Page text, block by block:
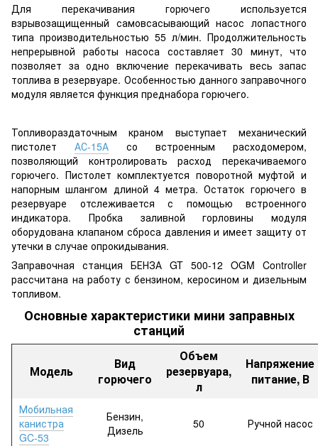
Для перекачивания горючего используется
взрывозащищенный самовсасывающий насос лопастного
типа производительностью 55 л/мин. Продолжительность
непрерывной работы насоса составляет 30 минут, что
позволяет за одно включение перекачивать весь запас
топлива в резервуаре. Особенностью данного заправочного
модуля является функция преднабора горючего.
Топливораздаточным краном выступает механический
пистолет АС-15А со встроенным расходомером,
позволяющий контролировать расход перекачиваемого
горючего. Пистолет комплектуется поворотной муфтой и
напорным шлангом длиной 4 метра. Остаток горючего в
резервуаре отслеживается с помощью встроенного
индикатора. Пробка заливной горловины модуля
оборудована клапаном сброса давления и имеет защиту от
утечки в случае опрокидывания.
Заправочная станция БЕНЗА GT 500-12 OGM Controller
рассчитана на работу с бензином, керосином и дизельным
топливом.
Основные характеристики мини заправных
станций
Модель
Вид
горючего
Объем
резервуара,
л
Напряжение
питание, В
Мобильная
канистра
GC-53
Бензин,
Дизель
50 Ручной насос